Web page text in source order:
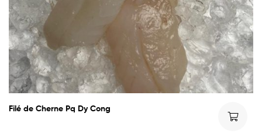
Filé de Cherne Pq Dy Cong